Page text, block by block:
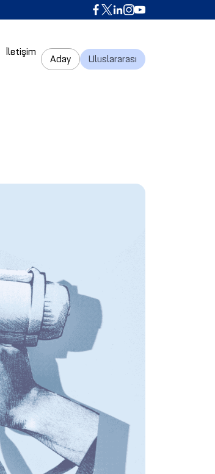
İletişim
Aday Uluslararası